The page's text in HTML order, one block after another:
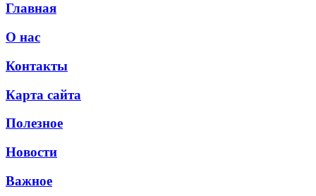
Главная
О нас
Контакты
Карта сайта
Полезное
Новости
Важное